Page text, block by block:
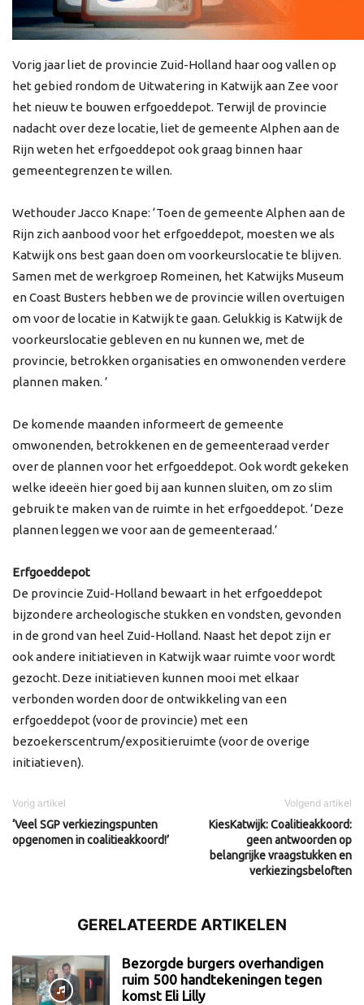
Vorig jaar liet de provincie Zuid-Holland haar oog vallen op
het gebied rondom de Uitwatering in Katwijk aan Zee voor
het nieuw te bouwen erfgoeddepot. Terwijl de provincie
nadacht over deze locatie, liet de gemeente Alphen aan de
Rijn weten het erfgoeddepot ook graag binnen haar
gemeentegrenzen te willen.
Wethouder Jacco Knape: ‘Toen de gemeente Alphen aan de
Rijn zich aanbood voor het erfgoeddepot, moesten we als
Katwijk ons best gaan doen om voorkeurslocatie te blijven.
Samen met de werkgroep Romeinen, het Katwijks Museum
en Coast Busters hebben we de provincie willen overtuigen
om voor de locatie in Katwijk te gaan. Gelukkig is Katwijk de
voorkeurslocatie gebleven en nu kunnen we, met de
provincie, betrokken organisaties en omwonenden verdere
plannen maken. ’
De komende maanden informeert de gemeente
omwonenden, betrokkenen en de gemeenteraad verder
over de plannen voor het erfgoeddepot. Ook wordt gekeken
welke ideeën hier goed bij aan kunnen sluiten, om zo slim
gebruik te maken van de ruimte in het erfgoeddepot. ‘Deze
plannen leggen we voor aan de gemeenteraad.’
Erfgoeddepot
De provincie Zuid-Holland bewaart in het erfgoeddepot
bijzondere archeologische stukken en vondsten, gevonden
in de grond van heel Zuid-Holland. Naast het depot zijn er
ook andere initiatieven in Katwijk waar ruimte voor wordt
gezocht. Deze initiatieven kunnen mooi met elkaar
verbonden worden door de ontwikkeling van een
erfgoeddepot (voor de provincie) met een
bezoekerscentrum/expositieruimte (voor de overige
initiatieven).
Vorig artikel
‘Veel SGP verkiezingspunten
opgenomen in coalitieakkoord!’
Volgend artikel
KiesKatwijk: Coalitieakkoord:
geen antwoorden op
belangrijke vraagstukken en
verkiezingsbeloften
GERELATEERDE ARTIKELEN
Bezorgde burgers overhandigen
ruim 500 handtekeningen tegen
komst Eli Lilly